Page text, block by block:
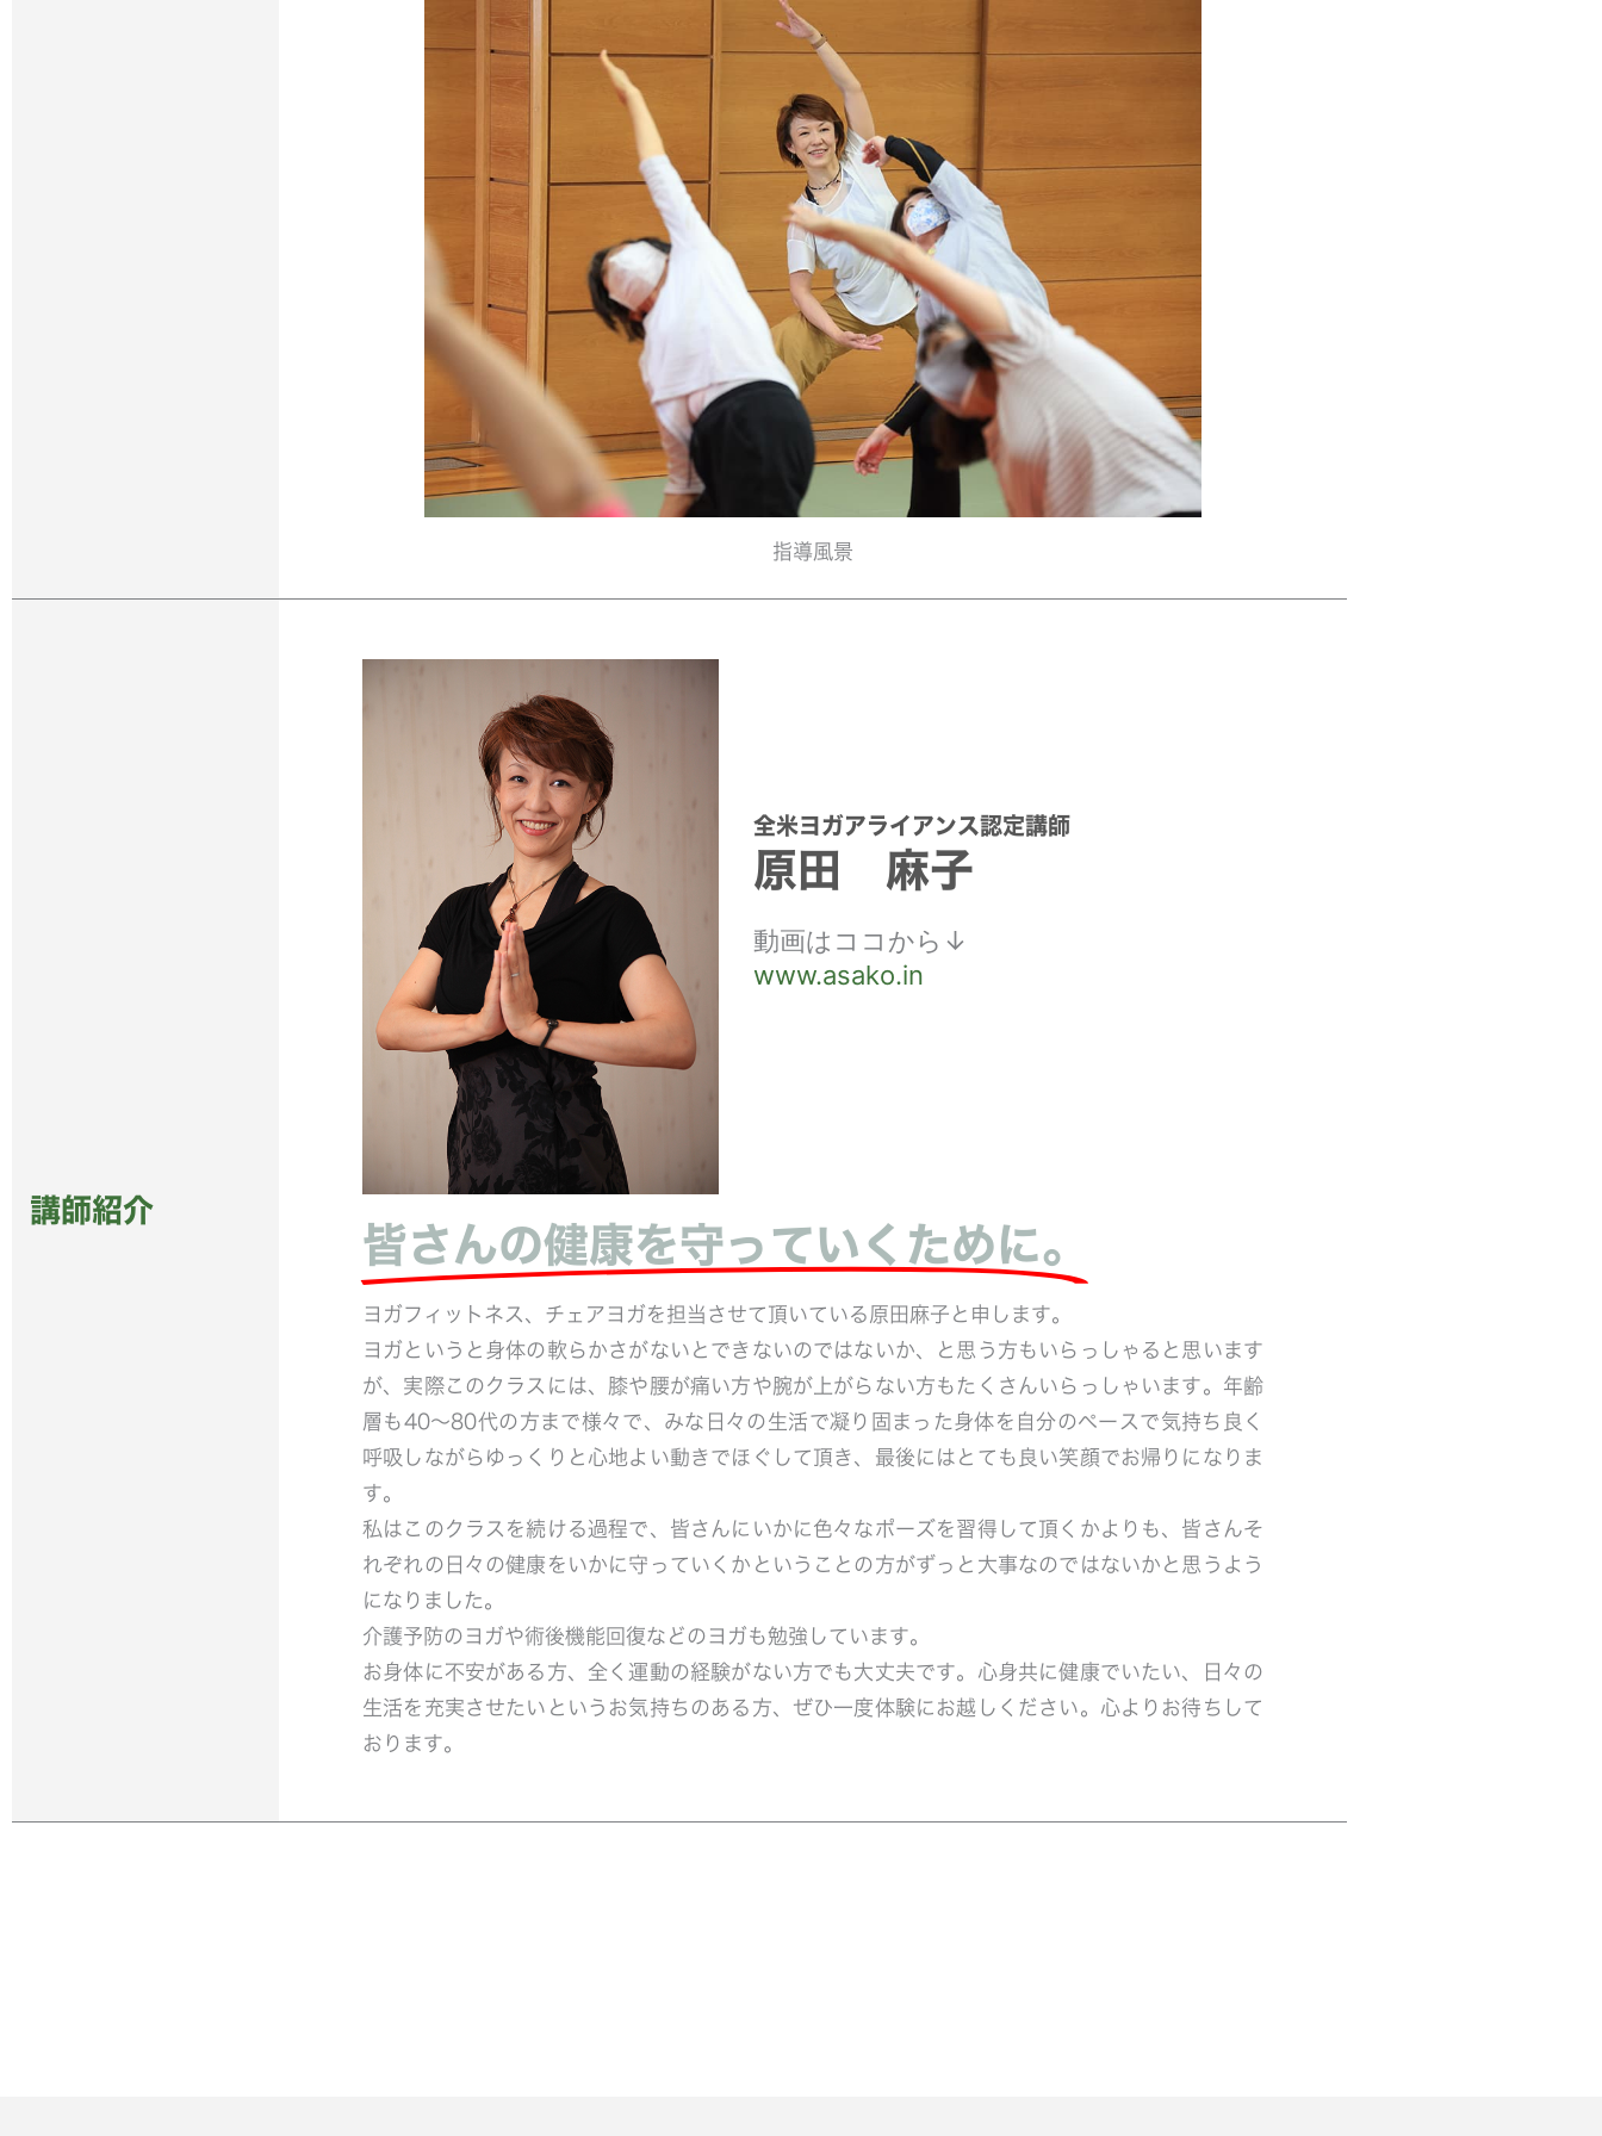
指導風景
講師紹介
全米ヨガアライアンス認定講師
原田 麻子
動画はココから↓
www.asako.in
皆さんの健康を守っていくために。
ヨガフィットネス、チェアヨガを担当させて頂いている原田麻子と申します。
ヨガというと身体の軟らかさがないとできないのではないか、と思う方もいらっしゃると思います
が、実際このクラスには、膝や腰が痛い方や腕が上がらない方もたくさんいらっしゃいます。年齢
層も40～80代の方まで様々で、みな日々の生活で凝り固まった身体を自分のペースで気持ち良く
呼吸しながらゆっくりと心地よい動きでほぐして頂き、最後にはとても良い笑顔でお帰りになりま
す。
私はこのクラスを続ける過程で、皆さんにいかに色々なポーズを習得して頂くかよりも、皆さんそ
れぞれの日々の健康をいかに守っていくかということの方がずっと大事なのではないかと思うよう
になりました。
介護予防のヨガや術後機能回復などのヨガも勉強しています。
お身体に不安がある方、全く運動の経験がない方でも大丈夫です。心身共に健康でいたい、日々の
生活を充実させたいというお気持ちのある方、ぜひ一度体験にお越しください。心よりお待ちして
おります。